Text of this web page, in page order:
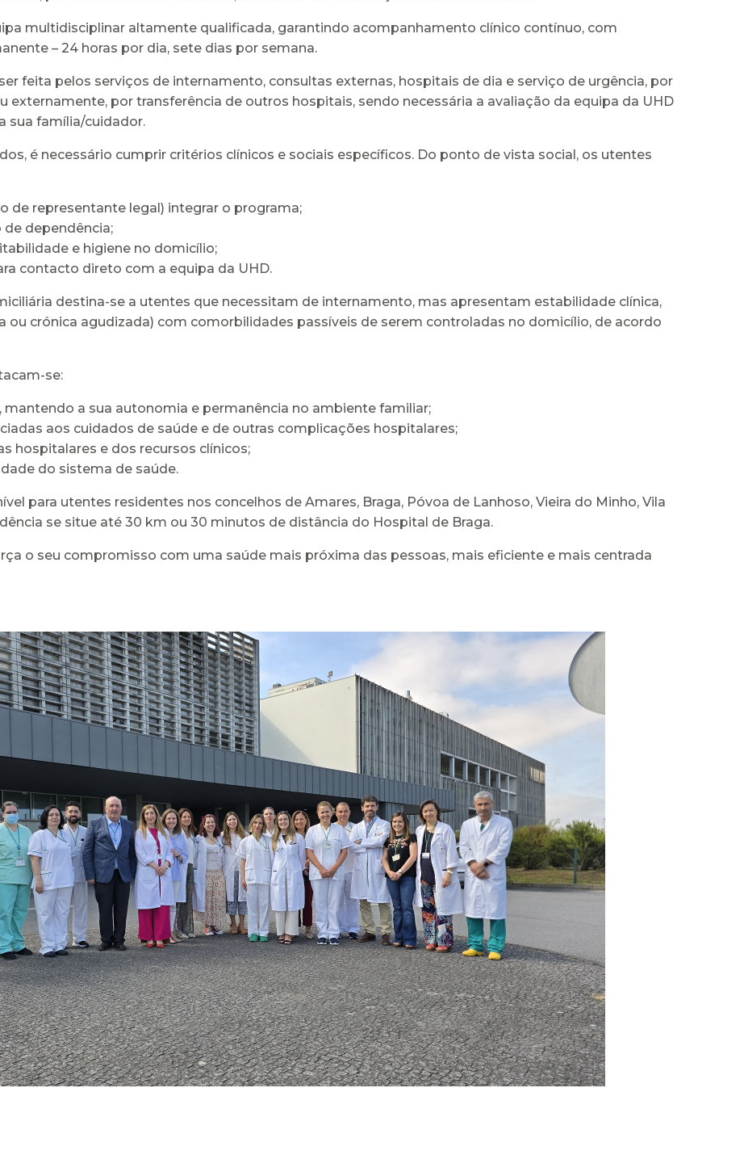
multidisciplinar altamente qualificada, garantindo acompanhamento clínico contínuo, com
– 24 horas por dia, sete dias por semana.
feita pelos serviços de internamento, consultas externas, hospitais de dia e serviço de urgência, por
externamente, por transferência de outros hospitais, sendo necessária a avaliação da equipa da UHD
sua família/cuidador.
é necessário cumprir critérios clínicos e sociais específicos. Do ponto de vista social, os utentes
de representante legal) integrar o programa;
de dependência;
e higiene no domicílio;
contacto direto com a equipa da UHD.
destina-se a utentes que necessitam de internamento, mas apresentam estabilidade clínica,
ou crónica agudizada) com comorbilidades passíveis de serem controladas no domicílio, de acordo
se:
a sua autonomia e permanência no ambiente familiar;
aos cuidados de saúde e de outras complicações hospitalares;
hospitalares e dos recursos clínicos;
do sistema de saúde.
para utentes residentes nos concelhos de Amares, Braga, Póvoa de Lanhoso, Vieira do Minho, Vila
se situe até 30 km ou 30 minutos de distância do Hospital de Braga.
o seu compromisso com uma saúde mais próxima das pessoas, mais eficiente e mais centrada